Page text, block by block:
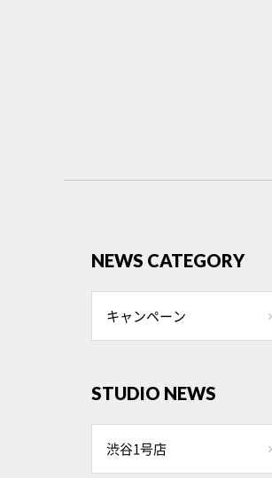
NEWS CATEGORY
キャンペーン
STUDIO NEWS
渋谷1号店